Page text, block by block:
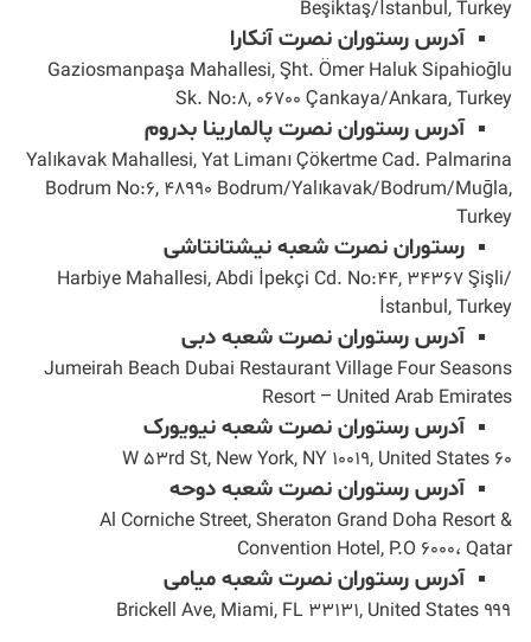
Beşiktaş/İstanbul, Turkey
آدرس رستوران نصرت آنکارا
Gaziosmanpaşa Mahallesi, Şht. Ömer Haluk Sipahioğlu
Sk. No:8, 06700 Çankaya/Ankara, Turkey
آدرس رستوران نصرت پالمارینا بدروم
Yalıkavak Mahallesi, Yat Limanı Çökertme Cad. Palmarina
Bodrum No:6, 48990 Bodrum/Yalıkavak/Bodrum/Muğla,
Turkey
رستوران نصرت شعبه نیشتانتاشی
Harbiye Mahallesi, Abdi İpekçi Cd. No:44, 34367 Şişli/
İstanbul, Turkey
آدرس رستوران نصرت شعبه دبی
Jumeirah Beach Dubai Restaurant Village Four Seasons
Resort – United Arab Emirates
آدرس رستوران نصرت شعبه نیویورک
۶۰ W 53rd St, New York, NY 10019, United States
آدرس رستوران نصرت شعبه دوحه
Al Corniche Street, Sheraton Grand Doha Resort &
Convention Hotel, P.O 6000، Qatar
آدرس رستوران نصرت شعبه میامی
۹۹۹ Brickell Ave, Miami, FL 33131, United States